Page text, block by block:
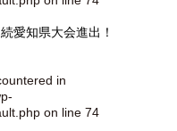
愛知県大会進出！
in
on line 74